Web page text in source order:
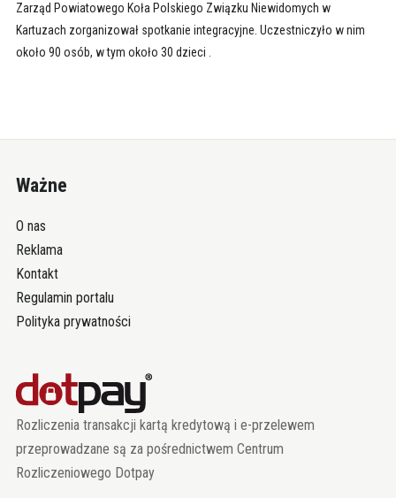
Zarząd Powiatowego Koła Polskiego Związku Niewidomych w
Kartuzach zorganizował spotkanie integracyjne. Uczestniczyło w nim
około 90 osób, w tym około 30 dzieci .
Ważne
O nas
Reklama
Kontakt
Regulamin portalu
Polityka prywatności
Rozliczenia transakcji kartą kredytową i e-przelewem
przeprowadzane są za pośrednictwem Centrum
Rozliczeniowego Dotpay